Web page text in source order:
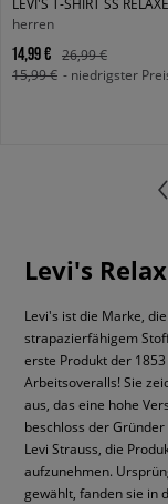
herren
14,99 €
26,99 €
15,99 € - niedrigster
Levi's
Levi's ist die Marke,
strapazierfähigem
erste Produkt der
Arbeitsoveralls! Sie
aus, das eine hohe
beschloss der
Levi Strauss, die
aufzunehmen.
gewählt, fanden sie in